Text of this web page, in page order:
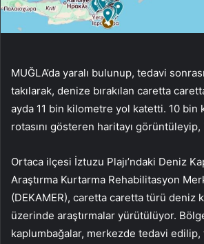
MUĞLA’da yaralı bulunup, tedavi
takılarak, denize bırakılan caretta
ayda 11 bin kilometre yol katetti. 10 bin
rotasını gösteren haritayı
Ortaca ilçesi İztuzu Plajı’ndaki Deniz
Araştırma Kurtarma Rehabilitasyon
(DEKAMER), caretta caretta türü deniz
üzerinde araştırmalar yürütülüyor.
kaplumbağalar, merkezde tedavi